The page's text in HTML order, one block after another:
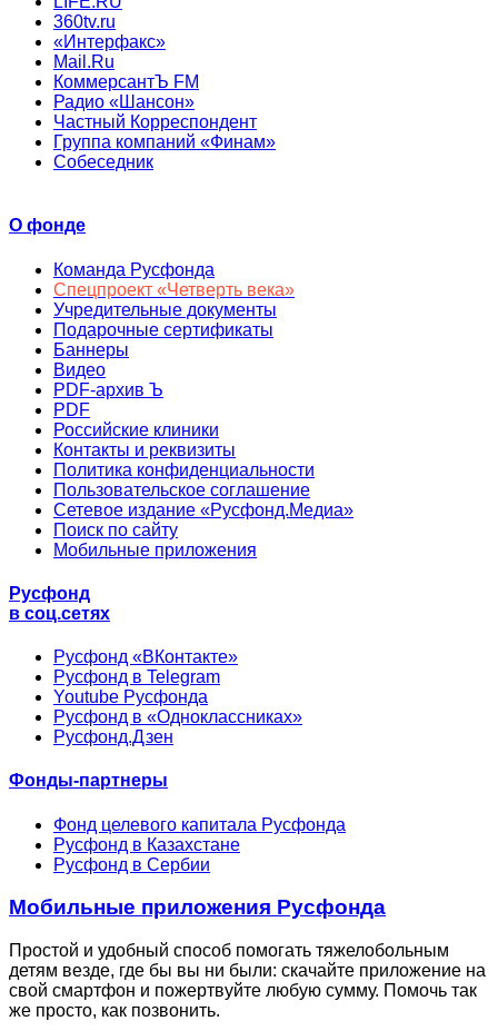
360tv.ru
«Интерфакс»
Mail.Ru
КоммерсантЪ FM
Радио «Шансон»
Частный Корреспондент
Группа компаний «Финам»
Собеседник
О фонде
Команда Русфонда
Спецпроект «Четверть века»
Учредительные документы
Подарочные сертификаты
Баннеры
Видео
PDF-архив Ъ
PDF
Российские клиники
Контакты и реквизиты
Политика конфиденциальности
Пользовательское соглашение
Сетевое издание «Русфонд.Медиа»
Поиск по сайту
Мобильные приложения
Русфонд
в соц.сетях
Русфонд «ВКонтакте»
Русфонд в Telegram
Youtube Русфонда
Русфонд в «Одноклассниках»
Русфонд.Дзен
Фонды-партнеры
Фонд целевого капитала Русфонда
Русфонд в Казахстане
Русфонд в Сербии
Мобильные приложения Русфонда
Простой и удобный способ помогать тяжелобольным
детям везде, где бы вы ни были: скачайте приложение на
свой смартфон и пожертвуйте любую сумму. Помочь так
же просто, как позвонить.